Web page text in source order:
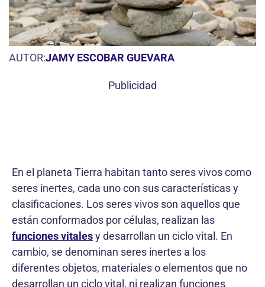
AUTOR:JAMY ESCOBAR GUEVARA
Publicidad
En el planeta Tierra habitan tanto seres vivos como
seres inertes, cada uno con sus características y
clasificaciones. Los seres vivos son aquellos que
están conformados por células, realizan las
funciones vitalesy desarrollan un ciclo vital. En
cambio, se denominan seres inertes a los
diferentes objetos, materiales o elementos que no
desarrollan un ciclo vital, ni realizan funciones